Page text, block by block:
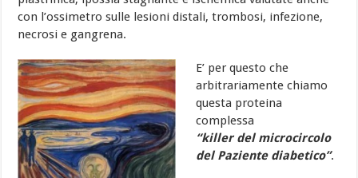
con l’ossimetro sulle lesioni distali, trombosi, infezione,
necrosi e gangrena.
E’ per questo che
arbitrariamente chiamo
questa proteina
complessa
“killer del microcircolo
del Paziente diabetico”.